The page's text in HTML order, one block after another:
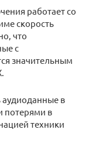
работает со
скорость
что
с
значительным
аудиоданные в
потерями в
техники